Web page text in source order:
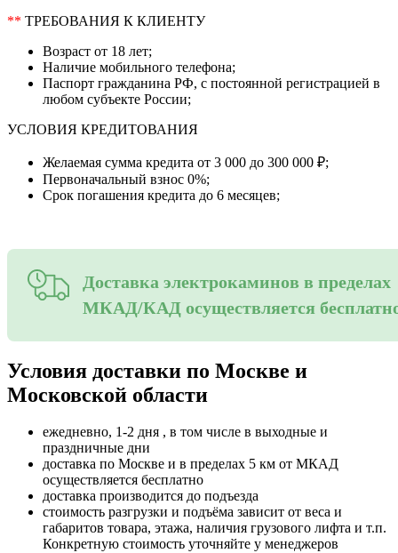
** ТРЕБОВАНИЯ К КЛИЕНТУ
Возраст от 18 лет;
Наличие мобильного телефона;
Паспорт гражданина РФ, с постоянной регистрацией в
любом субъекте России;
УСЛОВИЯ КРЕДИТОВАНИЯ
Желаемая сумма кредита от 3 000 до 300 000 ₽;
Первоначальный взнос 0%;
Срок погашения кредита до 6 месяцев;
Доставка электрокаминов в пределах
МКАД/КАД осуществляется
Условия доставки по Москве и
Московской области
ежедневно, 1-2 дня , в том числе в выходные и
праздничные дни
доставка по Москве и в пределах 5 км от МКАД
осуществляется бесплатно
доставка производится до подъезда
стоимость разгрузки и подъёма зависит от веса и
габаритов товара, этажа, наличия грузового лифта и т.п.
Конкретную стоимость уточняйте у менеджеров